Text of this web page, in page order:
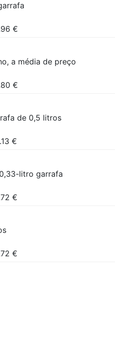
€
a média de preço
€
de 0,5 litros
€
litro garrafa
€
€